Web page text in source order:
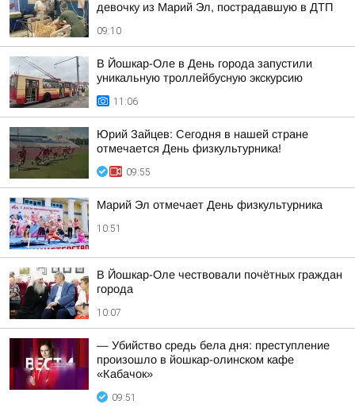
девочку из Марий Эл, пострадавшую в ДТП
09:10
В Йошкар-Оле в День города запустили
уникальную троллейбусную экскурсию
11:06
Юрий Зайцев: Сегодня в нашей стране
отмечается День физкультурника!
09:55
Марий Эл отмечает День физкультурника
10:51
В Йошкар-Оле чествовали почётных граждан
города
10:07
— Убийство средь бела дня: преступление
произошло в йошкар-олинском кафе
«Кабачок»
09:51